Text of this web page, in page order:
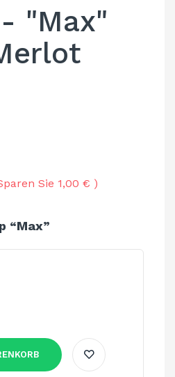
"Max"
Sie 1,00 €
“Max”